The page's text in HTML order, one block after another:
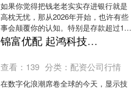
如果你觉得把钱老老实实存进银行就是
高枕无忧，那从2026年开始，也许有些
事会颠覆你的认知。特别是存款超过100
万的人，接下来可能会撞上“四个难躲的
麻烦”。 这几....
锦富优配 起鸿科技移动式透明OLED显示屏
查看： 139 分类： 配资公司行情
在数字化浪潮席卷全球的今天，显示技